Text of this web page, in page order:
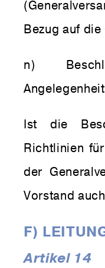
Bezug auf
n)
Ist die
Richtlinien
der
Vorstand
F)
Artikel 14